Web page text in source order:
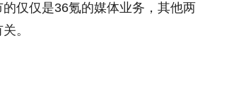
仅仅是36氪的媒体业务，其他两
。